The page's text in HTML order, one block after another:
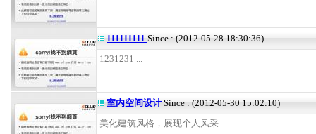
111111111 Since : (2012-05-28 18:30:36)
1231231 ...
室内空间设计Since : (2012-05-30 15:02:10)
美化建筑风格，展现个人风采 ...